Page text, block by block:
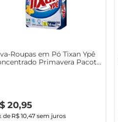
Roupas em Pó Tixan Ypê
Primavera Pacote
20,95
de R$ 10,47sem juros